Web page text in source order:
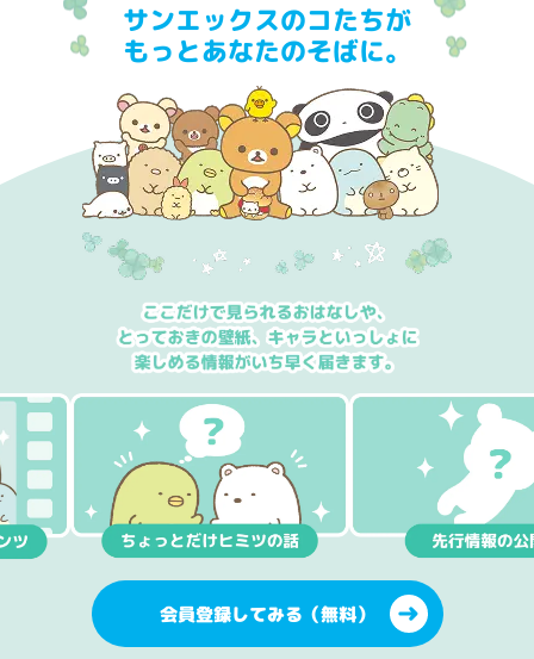
サンエックスのコたちが
もっとあなたのそばに。
会員登録してみる（無料）